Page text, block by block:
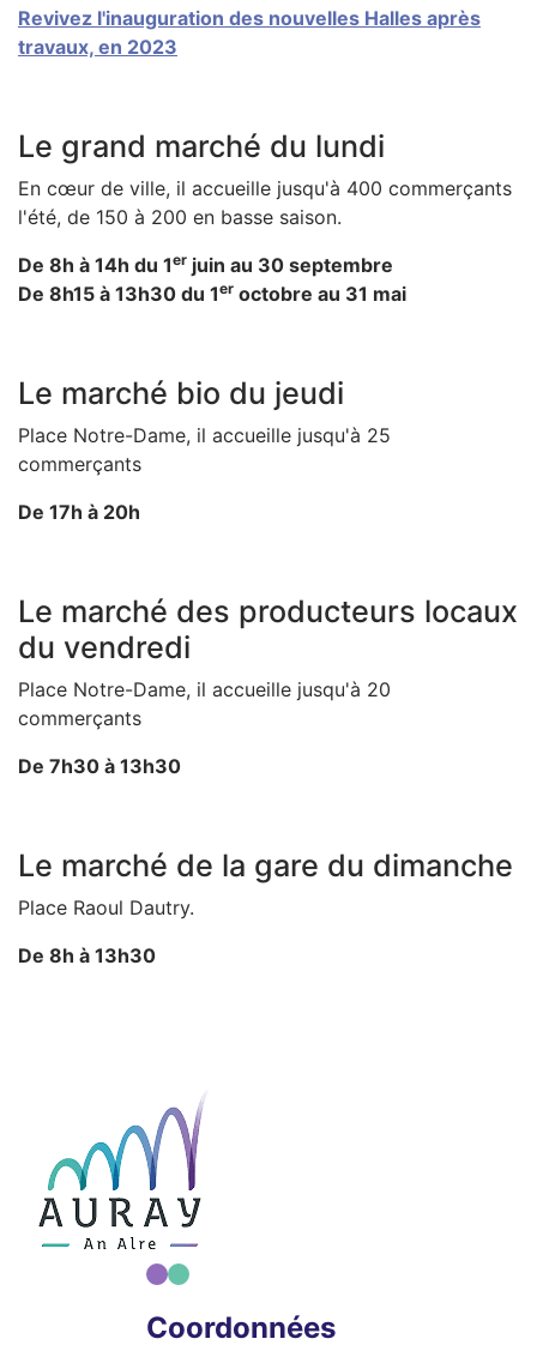
Revivez l'inauguration des nouvelles Halles après
travaux, en 2023
Le grand marché du lundi
En cœur de ville, il accueille jusqu'à 400 commerçants
l'été, de 150 à 200 en basse saison.
De 8h à 14h du 1er juin au 30 septembre
De 8h15 à 13h30 du 1er octobre au 31 mai
Le marché bio du jeudi
Place Notre-Dame, il accueille jusqu'à 25
commerçants
De 17h à 20h
Le marché des producteurs locaux
du vendredi
Place Notre-Dame, il accueille jusqu'à 20
commerçants
De 7h30 à 13h30
Le marché de la gare du dimanche
Place Raoul Dautry.
De 8h à 13h30
Coordonnées